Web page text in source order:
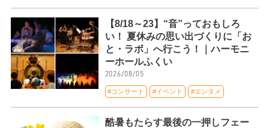
【8/18～23】“音”っておもしろ
い！ 夏休みの思い出づくりに「お
と・ラボ」へ行こう！｜ハーモニ
ーホールふくい
2026/08/05
#コンサート #イベント #エンタメ
酷暑もたらす最後の一押しフェー